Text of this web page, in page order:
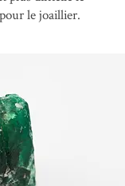
le joaillier.